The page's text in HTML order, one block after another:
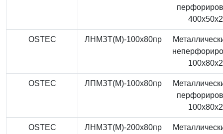
OSTEC ЛНМЗТ(М)-100x80пр
OSTEC ЛПМЗТ(М)-100x80пр
OSTEC ЛНМЗТ(М)-200x80пр